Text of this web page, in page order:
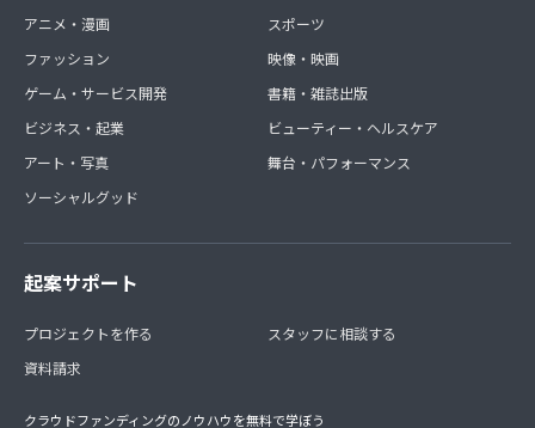
アニメ・漫画
ファッション
ゲーム・サービス開発
ビジネス・起業
アート・写真
ソーシャルグッド
スポーツ
映像・映画
書籍・雑誌出版
ビューティー・ヘルスケア
舞台・パフォーマンス
起案サポート
プロジェクトを作る
資料請求
スタッフに相談する
クラウドファンディングのノウハウを無料で学ぼう